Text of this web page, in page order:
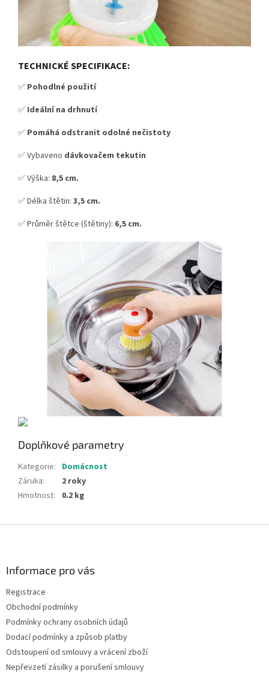
TECHNICKÉ SPECIFIKACE:
✅ Pohodlné použití
✅ Ideální na drhnutí
✅ Pomáhá odstranit odolné nečistoty
✅ Vybaveno dávkovačem tekutin
✅ Výška: 8,5 cm.
✅ Délka štětin: 3,5 cm.
✅ Průměr štětce (štětiny): 6,5 cm.
Doplňkové parametry
Kategorie: Domácnost
Záruka:
2 roky
Hmotnost: 0.2 kg
Informace pro vás
Registrace
Obchodní podmínky
Podmínky ochrany osobních údajů
Dodací podmínky a způsob platby
Odstoupení od smlouvy a vrácení zboží
Nepřevzetí zásilky a porušení smlouvy